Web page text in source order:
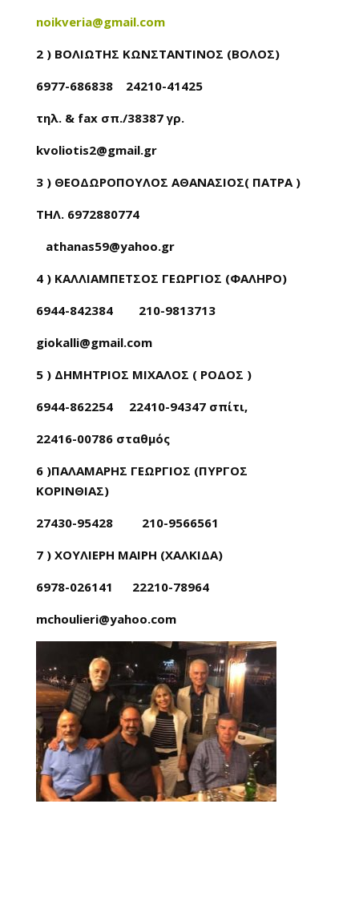
noikveria@gmail.com
2 ) ΒΟΛΙΩΤΗΣ ΚΩΝΣΤΑΝΤΙΝΟΣ (ΒΟΛΟΣ)
6977-686838 24210-41425
τηλ. & fax σπ./38387 γρ.
kvoliotis2@gmail.gr
3 ) ΘΕΟΔΩΡΟΠΟΥΛΟΣ ΑΘΑΝΑΣΙΟΣ( ΠΑΤΡΑ )
ΤΗΛ. 6972880774
athanas59@yahoo.gr
4 ) ΚΑΛΛΙΑΜΠΕΤΣΟΣ ΓΕΩΡΓΙΟΣ (ΦΑΛΗΡΟ)
6944-842384 210-9813713
giokalli@gmail.com
5 ) ΔΗΜΗΤΡΙΟΣ ΜΙΧΑΛΟΣ ( ΡΟΔΟΣ )
6944-862254 22410-94347 σπίτι,
22416-00786 σταθμός
6 )ΠΑΛΑΜΑΡΗΣ ΓΕΩΡΓΙΟΣ (ΠΥΡΓΟΣ
ΚΟΡΙΝΘΙΑΣ)
27430-95428 210-9566561
7 ) ΧΟΥΛΙΕΡΗ ΜΑΙΡΗ (ΧΑΛΚΙΔΑ)
6978-026141 22210-78964
mchoulieri@yahoo.com